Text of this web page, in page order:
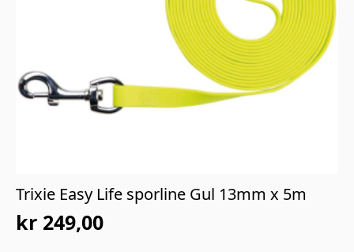
Trixie Easy Life sporline Gul 13mm x 5m
kr 249,00